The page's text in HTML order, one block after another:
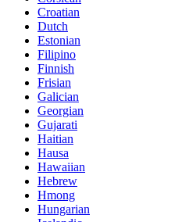
Croatian
Dutch
Estonian
Filipino
Finnish
Frisian
Galician
Georgian
Gujarati
Haitian
Hausa
Hawaiian
Hebrew
Hmong
Hungarian